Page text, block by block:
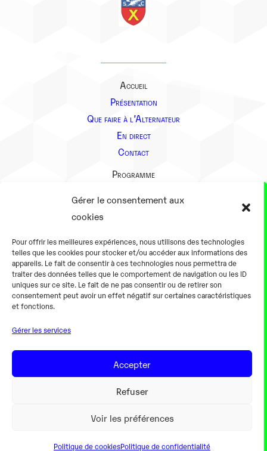
Gérer le consentement aux
cookies
Pour offrir les meilleures expériences, nous utilisons des technologies
telles que les cookies pour stocker et/ou accéder aux informations des
appareils. Le fait de consentir à ces technologies nous permettra de
traiter des données telles que le comportement de navigation ou les ID
uniques sur ce site. Le fait de ne pas consentir ou de retirer son
consentement peut avoir un effet négatif sur certaines caractéristiques
et fonctions.
Gérer les services
Accepter
Refuser
Voir les préférences
Politique de cookiesPolitique de confidentialité
Accueil
Présentation
Que faire à l’Alternateur
En direct
Contact
Programme
Présentation
En pratique
Tarifs et horaires
Salles
Équipements numériques
Gaming
Mentions légales